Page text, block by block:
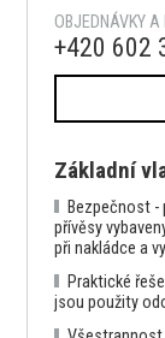
OBJEDNÁVKY A
+420 602
Základní
Bezpečnost -
přívěsy
při nakládce a
Praktické
jsou použity